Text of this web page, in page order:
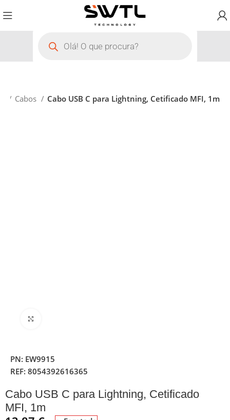
Cabos Cabo USB C para Lightning, Cetificado MFI, 1m
PN: EW9915
REF:8054392616365
Cabo USB C para Lightning, Cetificado
MFI, 1m